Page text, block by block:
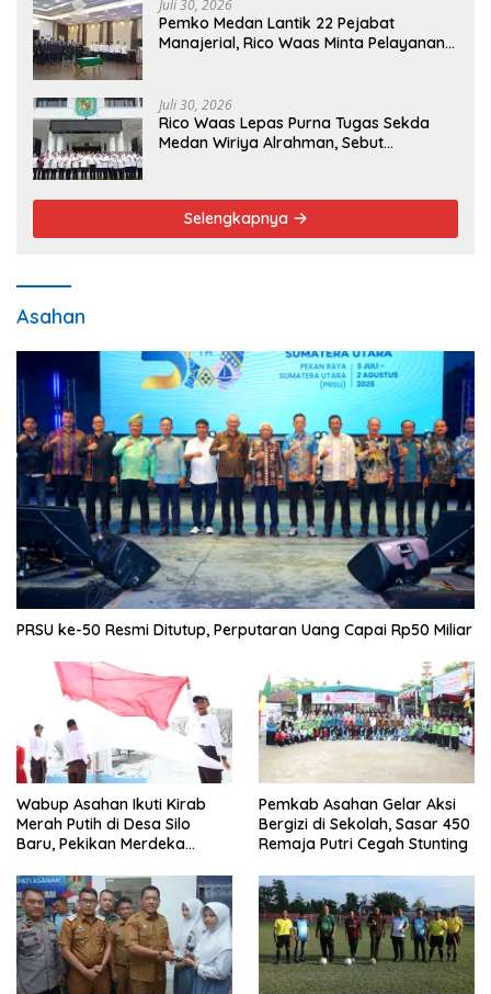
Juli 30, 2026
Pemko Medan Lantik 22 Pejabat
Manajerial, Rico Waas Minta Pelayanan
Juli 30, 2026
Rico Waas Lepas Purna Tugas Sekda
Medan Wiriya Alrahman, Sebut
Selengkapnya
Asahan
PRSU ke-50 Resmi Ditutup, Perputaran Uang Capai Rp50 Miliar
Wabup Asahan Ikuti Kirab
Merah Putih di Desa Silo
Baru, Pekikan Merdeka
Pemkab Asahan Gelar Aksi
Bergizi di Sekolah, Sasar 450
Remaja Putri Cegah Stunting